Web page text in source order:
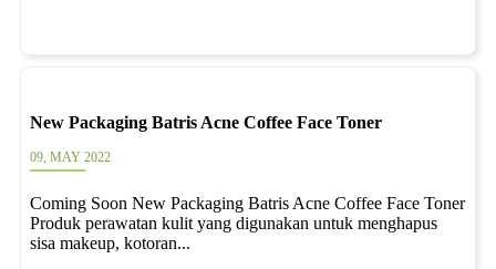
New Packaging Batris Acne Coffee Face Toner
09, MAY 2022
Coming Soon New Packaging Batris Acne Coffee Face Toner
Produk perawatan kulit yang digunakan untuk menghapus
sisa makeup, kotoran...